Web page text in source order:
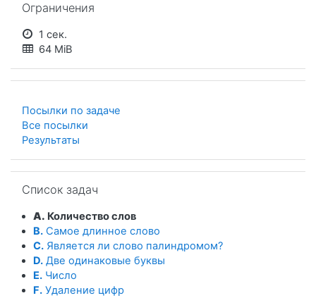
Ограничения
1 сек.
64 MiB
Посылки по задаче
Все посылки
Результаты
Список задач
A. Количество слов
B. Самое длинное слово
C. Является ли слово палиндромом?
D. Две одинаковые буквы
E. Число
F. Удаление цифр